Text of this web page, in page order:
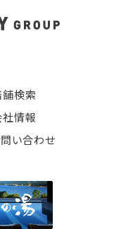
舗検索
社情報
い合わせ